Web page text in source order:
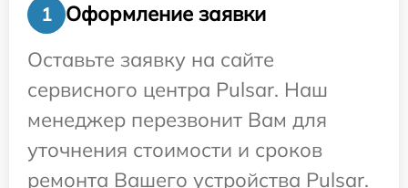
1
Оформление заявки
Оставьте заявку на сайте
сервисного центра Pulsar. Наш
менеджер перезвонит Вам для
уточнения стоимости и сроков
ремонта Вашего устройства Pulsar.